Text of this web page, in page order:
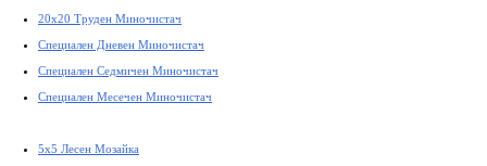
20x20 Труден Миночистач
Специален Дневен Миночистач
Специален Седмичен Миночистач
Специален Месечен Миночистач
5x5 Лесен Мозайка